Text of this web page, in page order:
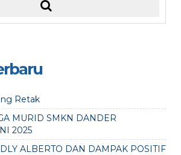
Retak
MURID SMKN DANDER
2025
ALBERTO DAN DAMPAK POSITIF